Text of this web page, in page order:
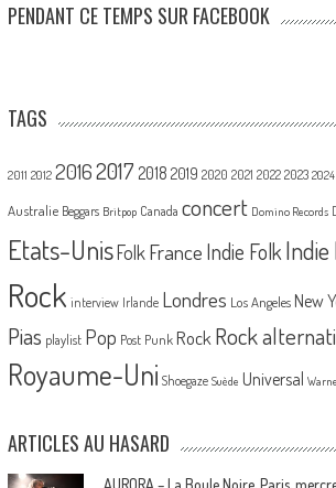
PENDANT CE TEMPS SUR FACEBOOK
TAGS
2011 2012 20162017 2018 2019 2020 2021 2022 2023 2024
Australie Beggars Britpop Canada concert Domino Records
Etats-UnisFolk France Indie FolkIndie
Rock interview Irlande Londres Los Angeles New
Pias playlist Pop Post Punk Rock Rock
Royaume-Uni Shoegaze Suède Universal
ARTICLES AU HASARD
AURORA – La Boule Noire, Paris,